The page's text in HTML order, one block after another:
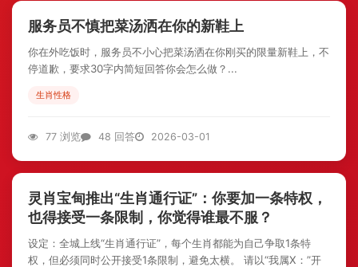
服务员不慎把菜汤洒在你的新鞋上
你在外吃饭时，服务员不小心把菜汤洒在你刚买的限量新鞋上，不
停道歉，要求30字内简短回答你会怎么做？...
生肖性格
77 浏览 48 回答 2026-03-01
灵肖宝甸推出“生肖通行证”：你要加一条特权，
也得接受一条限制，你觉得谁最不服？
设定：全城上线“生肖通行证”，每个生肖都能为自己争取1条特
权，但必须同时公开接受1条限制，避免太横。 请以“我属X：”开